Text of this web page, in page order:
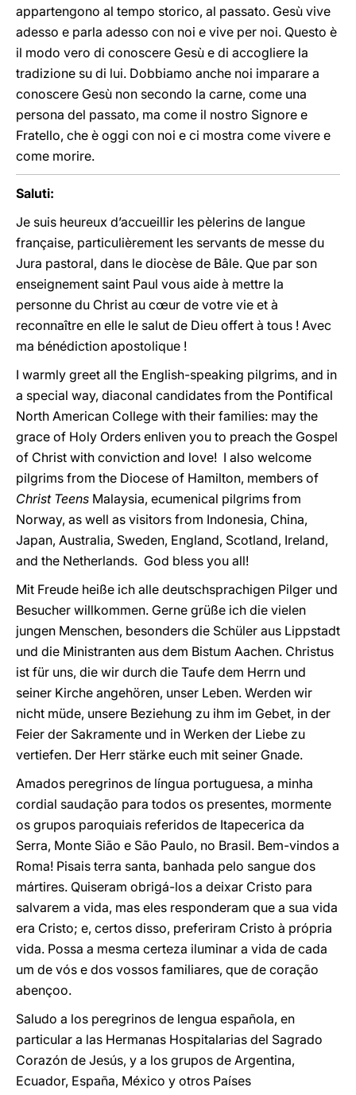
appartengono al tempo storico, al passato. Gesù vive
adesso e parla adesso con noi e vive per noi. Questo è
il modo vero di conoscere Gesù e di accogliere la
tradizione su di lui. Dobbiamo anche noi imparare a
conoscere Gesù non secondo la carne, come una
persona del passato, ma come il nostro Signore e
Fratello, che è oggi con noi e ci mostra come vivere e
come morire.
Saluti:
Je suis heureux d’accueillir les pèlerins de langue
française, particulièrement les servants de messe du
Jura pastoral, dans le diocèse de Bâle. Que par son
enseignement saint Paul vous aide à mettre la
personne du Christ au cœur de votre vie et à
reconnaître en elle le salut de Dieu offert à tous ! Avec
ma bénédiction apostolique !
I warmly greet all the English-speaking pilgrims, and in
a special way, diaconal candidates from the Pontifical
North American College with their families: may the
grace of Holy Orders enliven you to preach the Gospel
of Christ with conviction and love! I also welcome
pilgrims from the Diocese of Hamilton, members of
Christ Teens Malaysia, ecumenical pilgrims from
Norway, as well as visitors from Indonesia, China,
Japan, Australia, Sweden, England, Scotland, Ireland,
and the Netherlands. God bless you all!
Mit Freude heiße ich alle deutschsprachigen Pilger und
Besucher willkommen. Gerne grüße ich die vielen
jungen Menschen, besonders die Schüler aus Lippstadt
und die Ministranten aus dem Bistum Aachen. Christus
ist für uns, die wir durch die Taufe dem Herrn und
seiner Kirche angehören, unser Leben. Werden wir
nicht müde, unsere Beziehung zu ihm im Gebet, in der
Feier der Sakramente und in Werken der Liebe zu
vertiefen. Der Herr stärke euch mit seiner Gnade.
Amados peregrinos de língua portuguesa, a minha
cordial saudação para todos os presentes, mormente
os grupos paroquiais referidos de Itapecerica da
Serra, Monte Sião e São Paulo, no Brasil. Bem-vindos a
Roma! Pisais terra santa, banhada pelo sangue dos
mártires. Quiseram obrigá-los a deixar Cristo para
salvarem a vida, mas eles responderam que a sua vida
era Cristo; e, certos disso, preferiram Cristo à própria
vida. Possa a mesma certeza iluminar a vida de cada
um de vós e dos vossos familiares, que de coração
abençoo.
Saludo a los peregrinos de lengua española, en
particular a las Hermanas Hospitalarias del Sagrado
Corazón de Jesús, y a los grupos de Argentina,
Ecuador, España, México y otros Países